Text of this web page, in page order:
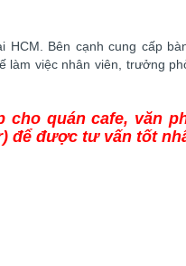
HCM. Bên cạnh cung cấp
làm việc nhân viên, trưởng
cho quán cafe, văn
để được tư vấn tốt